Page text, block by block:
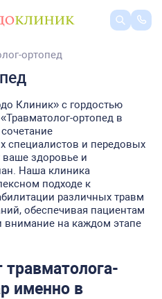
ортопед
Клиник» с гордостью
ортопед в
специалистов и передовых
ваше здоровье и
Наша клиника
подходе к
различных травм
обеспечивая пациентам
на каждом этапе
именно в